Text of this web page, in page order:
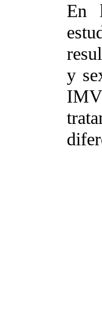
En
y